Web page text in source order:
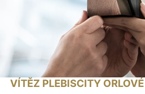
VÍTĚZ PLEBISCITY ORLOVÉ